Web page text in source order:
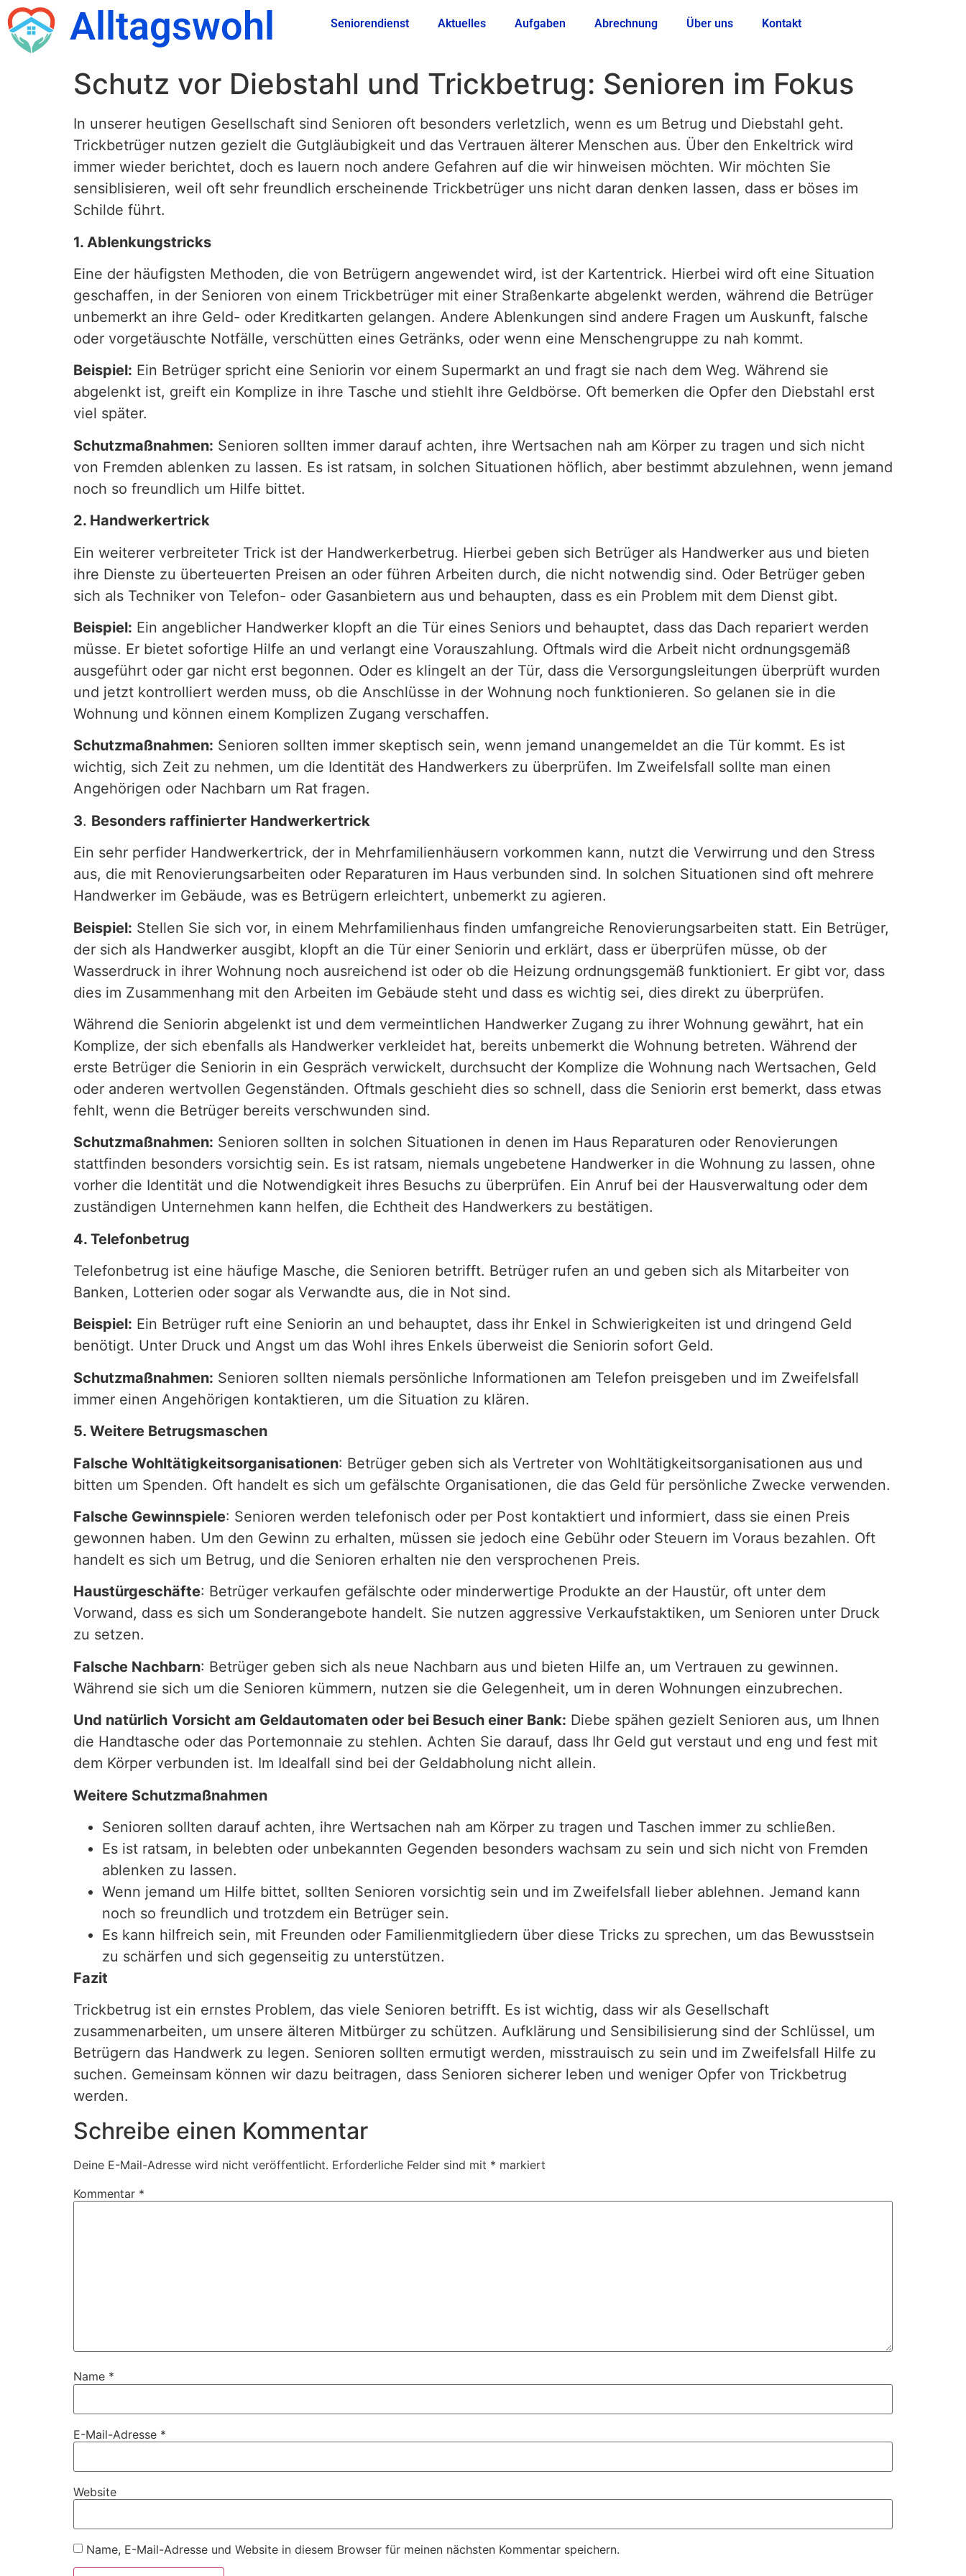
Alltagswohl Seniorendienst Aktuelles Aufgaben Abrechnung Über uns Kontakt
Schutz vor Diebstahl und Trickbetrug: Senioren im Fokus
In unserer heutigen Gesellschaft sind Senioren oft besonders verletzlich, wenn es um Betrug und Diebstahl geht.
Trickbetrüger nutzen gezielt die Gutgläubigkeit und das Vertrauen älterer Menschen aus. Über den Enkeltrick wird
immer wieder berichtet, doch es lauern noch andere Gefahren auf die wir hinweisen möchten. Wir möchten Sie
sensiblisieren, weil oft sehr freundlich erscheinende Trickbetrüger uns nicht daran denken lassen, dass er böses im
Schilde führt.
1. Ablenkungstricks
Eine der häufigsten Methoden, die von Betrügern angewendet wird, ist der Kartentrick. Hierbei wird oft eine Situation
geschaffen, in der Senioren von einem Trickbetrüger mit einer Straßenkarte abgelenkt werden, während die Betrüger
unbemerkt an ihre Geld- oder Kreditkarten gelangen. Andere Ablenkungen sind andere Fragen um Auskunft, falsche
oder vorgetäuschte Notfälle, verschütten eines Getränks, oder wenn eine Menschengruppe zu nah kommt.
Beispiel: Ein Betrüger spricht eine Seniorin vor einem Supermarkt an und fragt sie nach dem Weg. Während sie
abgelenkt ist, greift ein Komplize in ihre Tasche und stiehlt ihre Geldbörse. Oft bemerken die Opfer den Diebstahl erst
viel später.
Schutzmaßnahmen: Senioren sollten immer darauf achten, ihre Wertsachen nah am Körper zu tragen und sich nicht
von Fremden ablenken zu lassen. Es ist ratsam, in solchen Situationen höflich, aber bestimmt abzulehnen, wenn jemand
noch so freundlich um Hilfe bittet.
2. Handwerkertrick
Ein weiterer verbreiteter Trick ist der Handwerkerbetrug. Hierbei geben sich Betrüger als Handwerker aus und bieten
ihre Dienste zu überteuerten Preisen an oder führen Arbeiten durch, die nicht notwendig sind. Oder Betrüger geben
sich als Techniker von Telefon- oder Gasanbietern aus und behaupten, dass es ein Problem mit dem Dienst gibt.
Beispiel: Ein angeblicher Handwerker klopft an die Tür eines Seniors und behauptet, dass das Dach repariert werden
müsse. Er bietet sofortige Hilfe an und verlangt eine Vorauszahlung. Oftmals wird die Arbeit nicht ordnungsgemäß
ausgeführt oder gar nicht erst begonnen. Oder es klingelt an der Tür, dass die Versorgungsleitungen überprüft wurden
und jetzt kontrolliert werden muss, ob die Anschlüsse in der Wohnung noch funktionieren. So gelanen sie in die
Wohnung und können einem Komplizen Zugang verschaffen.
Schutzmaßnahmen: Senioren sollten immer skeptisch sein, wenn jemand unangemeldet an die Tür kommt. Es ist
wichtig, sich Zeit zu nehmen, um die Identität des Handwerkers zu überprüfen. Im Zweifelsfall sollte man einen
Angehörigen oder Nachbarn um Rat fragen.
3. Besonders raffinierter Handwerkertrick
Ein sehr perfider Handwerkertrick, der in Mehrfamilienhäusern vorkommen kann, nutzt die Verwirrung und den Stress
aus, die mit Renovierungsarbeiten oder Reparaturen im Haus verbunden sind. In solchen Situationen sind oft mehrere
Handwerker im Gebäude, was es Betrügern erleichtert, unbemerkt zu agieren.
Beispiel: Stellen Sie sich vor, in einem Mehrfamilienhaus finden umfangreiche Renovierungsarbeiten statt. Ein Betrüger,
der sich als Handwerker ausgibt, klopft an die Tür einer Seniorin und erklärt, dass er überprüfen müsse, ob der
Wasserdruck in ihrer Wohnung noch ausreichend ist oder ob die Heizung ordnungsgemäß funktioniert. Er gibt vor, dass
dies im Zusammenhang mit den Arbeiten im Gebäude steht und dass es wichtig sei, dies direkt zu überprüfen.
Während die Seniorin abgelenkt ist und dem vermeintlichen Handwerker Zugang zu ihrer Wohnung gewährt, hat ein
Komplize, der sich ebenfalls als Handwerker verkleidet hat, bereits unbemerkt die Wohnung betreten. Während der
erste Betrüger die Seniorin in ein Gespräch verwickelt, durchsucht der Komplize die Wohnung nach Wertsachen, Geld
oder anderen wertvollen Gegenständen. Oftmals geschieht dies so schnell, dass die Seniorin erst bemerkt, dass etwas
fehlt, wenn die Betrüger bereits verschwunden sind.
Schutzmaßnahmen: Senioren sollten in solchen Situationen in denen im Haus Reparaturen oder Renovierungen
stattfinden besonders vorsichtig sein. Es ist ratsam, niemals ungebetene Handwerker in die Wohnung zu lassen, ohne
vorher die Identität und die Notwendigkeit ihres Besuchs zu überprüfen. Ein Anruf bei der Hausverwaltung oder dem
zuständigen Unternehmen kann helfen, die Echtheit des Handwerkers zu bestätigen.
4. Telefonbetrug
Telefonbetrug ist eine häufige Masche, die Senioren betrifft. Betrüger rufen an und geben sich als Mitarbeiter von
Banken, Lotterien oder sogar als Verwandte aus, die in Not sind.
Beispiel: Ein Betrüger ruft eine Seniorin an und behauptet, dass ihr Enkel in Schwierigkeiten ist und dringend Geld
benötigt. Unter Druck und Angst um das Wohl ihres Enkels überweist die Seniorin sofort Geld.
Schutzmaßnahmen: Senioren sollten niemals persönliche Informationen am Telefon preisgeben und im Zweifelsfall
immer einen Angehörigen kontaktieren, um die Situation zu klären.
5. Weitere Betrugsmaschen
Falsche Wohltätigkeitsorganisationen: Betrüger geben sich als Vertreter von Wohltätigkeitsorganisationen aus und
bitten um Spenden. Oft handelt es sich um gefälschte Organisationen, die das Geld für persönliche Zwecke verwenden.
Falsche Gewinnspiele: Senioren werden telefonisch oder per Post kontaktiert und informiert, dass sie einen Preis
gewonnen haben. Um den Gewinn zu erhalten, müssen sie jedoch eine Gebühr oder Steuern im Voraus bezahlen. Oft
handelt es sich um Betrug, und die Senioren erhalten nie den versprochenen Preis.
Haustürgeschäfte: Betrüger verkaufen gefälschte oder minderwertige Produkte an der Haustür, oft unter dem
Vorwand, dass es sich um Sonderangebote handelt. Sie nutzen aggressive Verkaufstaktiken, um Senioren unter Druck
zu setzen.
Falsche Nachbarn: Betrüger geben sich als neue Nachbarn aus und bieten Hilfe an, um Vertrauen zu gewinnen.
Während sie sich um die Senioren kümmern, nutzen sie die Gelegenheit, um in deren Wohnungen einzubrechen.
Und natürlich Vorsicht am Geldautomaten oder bei Besuch einer Bank: Diebe spähen gezielt Senioren aus, um Ihnen
die Handtasche oder das Portemonnaie zu stehlen. Achten Sie darauf, dass Ihr Geld gut verstaut und eng und fest mit
dem Körper verbunden ist. Im Idealfall sind bei der Geldabholung nicht allein.
Weitere Schutzmaßnahmen
Senioren sollten darauf achten, ihre Wertsachen nah am Körper zu tragen und Taschen immer zu schließen.
Es ist ratsam, in belebten oder unbekannten Gegenden besonders wachsam zu sein und sich nicht von Fremden
ablenken zu lassen.
Wenn jemand um Hilfe bittet, sollten Senioren vorsichtig sein und im Zweifelsfall lieber ablehnen. Jemand kann
noch so freundlich und trotzdem ein Betrüger sein.
Es kann hilfreich sein, mit Freunden oder Familienmitgliedern über diese Tricks zu sprechen, um das Bewusstsein
zu schärfen und sich gegenseitig zu unterstützen.
Fazit
Trickbetrug ist ein ernstes Problem, das viele Senioren betrifft. Es ist wichtig, dass wir als Gesellschaft
zusammenarbeiten, um unsere älteren Mitbürger zu schützen. Aufklärung und Sensibilisierung sind der Schlüssel, um
Betrügern das Handwerk zu legen. Senioren sollten ermutigt werden, misstrauisch zu sein und im Zweifelsfall Hilfe zu
suchen. Gemeinsam können wir dazu beitragen, dass Senioren sicherer leben und weniger Opfer von Trickbetrug
werden.
Schreibe einen Kommentar
Deine E-Mail-Adresse wird nicht veröffentlicht. Erforderliche Felder sind mit * markiert
Kommentar *
Name *
E-Mail-Adresse *
Website
Name, E-Mail-Adresse und Website in diesem Browser für meinen nächsten Kommentar speichern.